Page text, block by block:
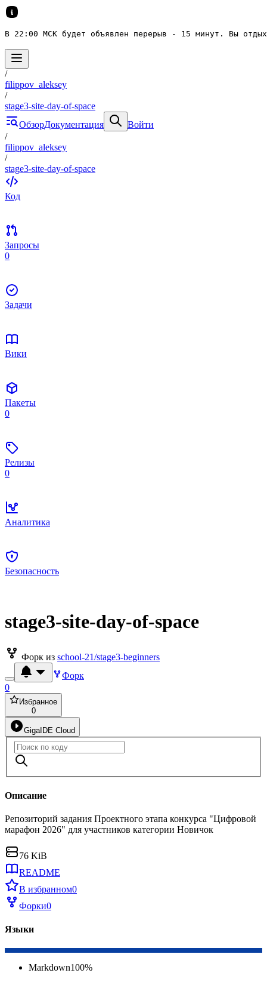
В 22:00 МСК будет объявлен перерыв - 15 минут. Вы
/
filippov_aleksey
/
stage3-site-day-of-space
ОбзорДокументация
Войти
/
filippov_aleksey
/
stage3-site-day-of-space
Код
Запросы
0
Задачи
Вики
Пакеты
0
Релизы
0
Аналитика
Безопасность
stage3-site-day-of-space
Форк из school-21/stage3-beginners
Форк
0
Избранное
0
GigaIDE Cloud
Описание
Репозиторий задания Проектного этапа конкурса "Цифровой
марафон 2026" для участников категории Новичок
76 KiB
README
В избранном0
Форки0
Языки
Markdown100%